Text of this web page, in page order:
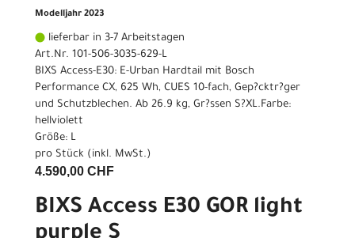
Modelljahr 2023
lieferbar in 3-7 Arbeitstagen
Art.Nr. 101-506-3035-629-L
BIXS Access-E30: E-Urban Hardtail mit Bosch
Performance CX, 625 Wh, CUES 10-fach, Gep?cktr?ger
und Schutzblechen. Ab 26.9 kg, Gr?ssen S?XL.Farbe:
hellviolett
Größe: L
pro Stück (inkl. MwSt.)
4.590,00 CHF
BIXS Access E30 GOR light